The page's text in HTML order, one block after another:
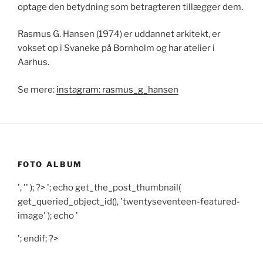
optage den betydning som betragteren tillægger dem.
Rasmus G. Hansen (1974) er uddannet arkitekt, er
vokset op i Svaneke på Bornholm og har atelier i
Aarhus.
Se mere: instagram: rasmus_g_hansen
FOTO ALBUM
', '' ); ?> '; echo get_the_post_thumbnail(
get_queried_object_id(), 'twentyseventeen-featured-
image' ); echo '
'; endif; ?>